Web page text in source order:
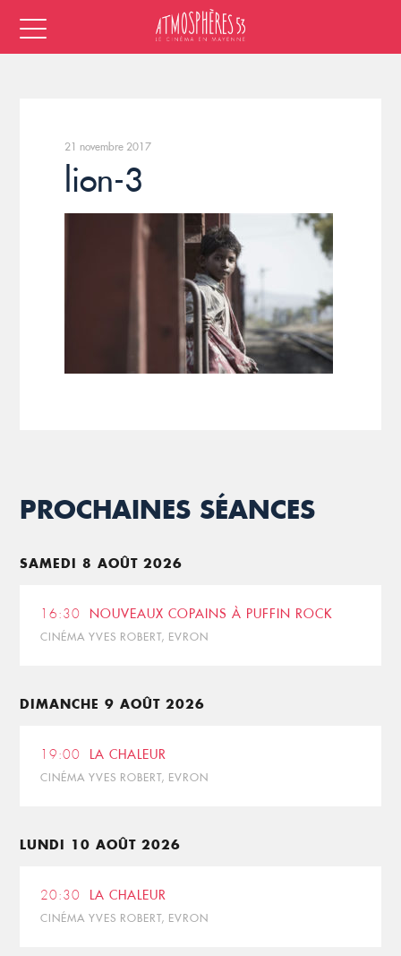
21 novembre 2017
lion-3
PROCHAINES SÉANCES
SAMEDI 8 AOÛT 2026
16:30 NOUVEAUX COPAINS À PUFFIN ROCK
CINÉMA YVES ROBERT, EVRON
DIMANCHE 9 AOÛT 2026
19:00 LA CHALEUR
CINÉMA YVES ROBERT, EVRON
LUNDI 10 AOÛT 2026
20:30 LA CHALEUR
CINÉMA YVES ROBERT, EVRON